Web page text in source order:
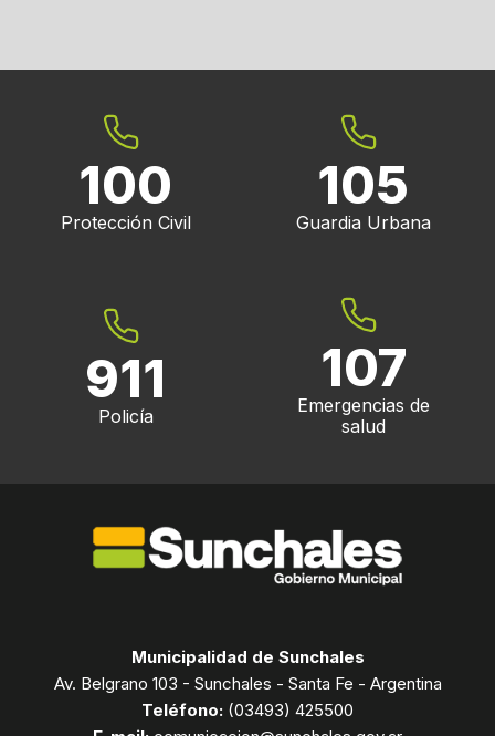
100
Protección Civil
105
Guardia Urbana
911
Policía
107
Emergencias de
salud
Municipalidad de Sunchales
Av. Belgrano 103 - Sunchales - Santa Fe - Argentina
Teléfono: (03493) 425500